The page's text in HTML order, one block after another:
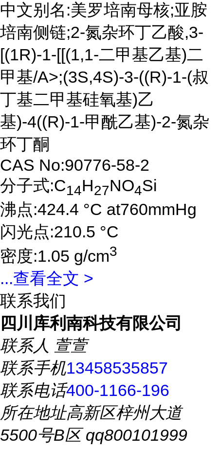
中文别名:美罗培南母核;亚胺
培南侧链;2-氮杂环丁乙酸,3-
[(1R)-1-[[(1,1-二甲基乙基)二
甲基/A>;(3S,4S)-3-((R)-1-(叔
丁基二甲基硅氧基)乙
基)-4((R)-1-甲酰乙基)-2-氮杂
环丁酮
CAS No:90776-58-2
分子式:C14H27NO4Si
沸点:424.4 °C at760mmHg
闪光点:210.5 °C
密度:1.05 g/cm3
...查看全文 >
联系我们
四川库利南科技有限公司
联系人 萱萱
联系手机13458535857
联系电话400-1166-196
所在地址高新区梓州大道
5500号B区 qq800101999